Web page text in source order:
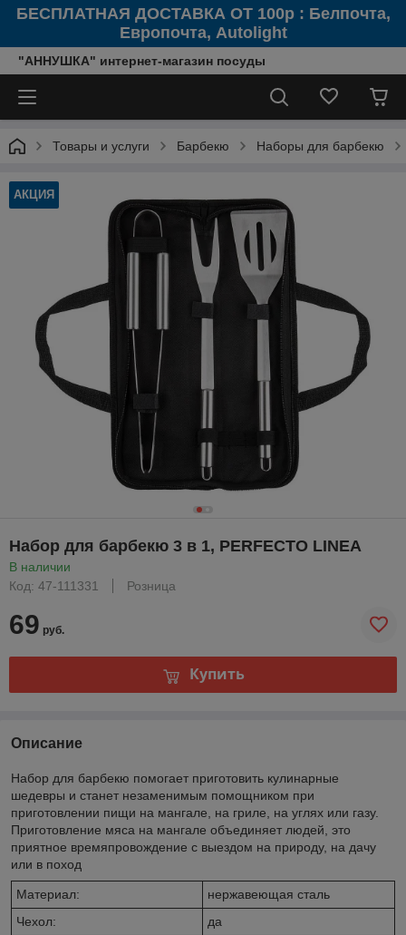
БЕСПЛАТНАЯ ДОСТАВКА ОТ 100р : Белпочта,
Европочта, Autolight
"АННУШКА" интернет-магазин посуды
Товары и услуги Барбекю Наборы для барбекю
АКЦИЯ
Набор для барбекю 3 в 1, PERFECTO LINEA
В наличии
Код: 47-111331
Розница
69 руб.
Купить
Описание
Набор для барбекю помогает приготовить кулинарные
шедевры и станет незаменимым помощником при
приготовлении пищи на мангале, на гриле, на углях или газу.
Приготовление мяса на мангале объединяет людей, это
приятное времяпровождение с выездом на природу, на дачу
или в поход
Материал:
нержавеющая сталь
Чехол:
да